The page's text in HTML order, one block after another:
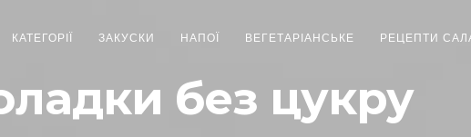
КАТЕГОРІЇ ЗАКУСКИ НАПОЇ ВЕГЕТАРІАНСЬКЕ РЕЦЕПТИ
без цукру